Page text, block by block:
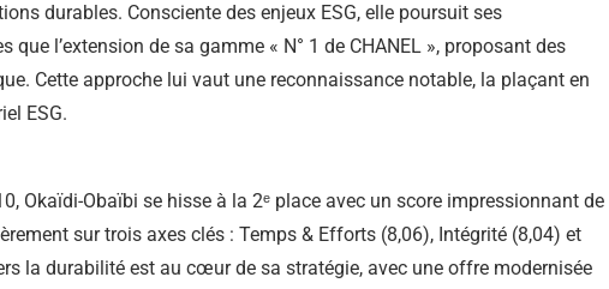
durables. Consciente des enjeux ESG, elle poursuit ses
l’extension de sa gamme « N° 1 de CHANEL », proposant des
Cette approche lui vaut une reconnaissance notable, la plaçant en
ESG.
Okaïdi-Obaïbi se hisse à la 2ᵉ place avec un score impressionnant de
sur trois axes clés : Temps & Efforts (8,06), Intégrité (8,04) et
la durabilité est au cœur de sa stratégie, avec une offre modernisée